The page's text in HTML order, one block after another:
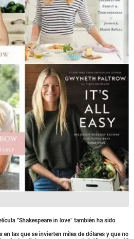
“Shakespeare in love” también ha sido
en las que se invierten miles de dólares y que no